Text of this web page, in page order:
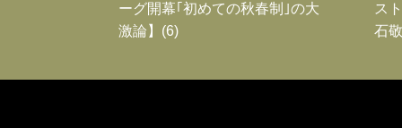
ーグ開幕｢初めての秋春制｣の大
激論】(6)
ス
石